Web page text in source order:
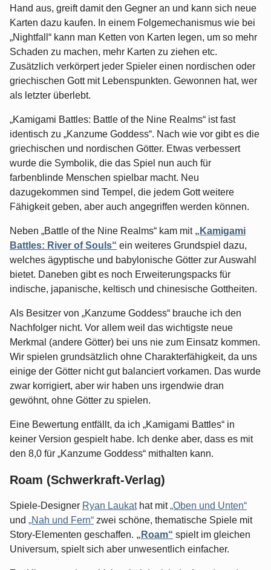
Hand aus, greift damit den Gegner an und kann sich neue
Karten dazu kaufen. In einem Folgemechanismus wie bei
„Nightfall“ kann man Ketten von Karten legen, um so mehr
Schaden zu machen, mehr Karten zu ziehen etc.
Zusätzlich verkörpert jeder Spieler einen nordischen oder
griechischen Gott mit Lebenspunkten. Gewonnen hat, wer
als letzter überlebt.
„Kamigami Battles: Battle of the Nine Realms“ ist fast
identisch zu „Kanzume Goddess“. Nach wie vor gibt es die
griechischen und nordischen Götter. Etwas verbessert
wurde die Symbolik, die das Spiel nun auch für
farbenblinde Menschen spielbar macht. Neu
dazugekommen sind Tempel, die jedem Gott weitere
Fähigkeit geben, aber auch angegriffen werden können.
Neben „Battle of the Nine Realms“ kam mit „Kamigami
Battles: River of Souls“ ein weiteres Grundspiel dazu,
welches ägyptische und babylonische Götter zur Auswahl
bietet. Daneben gibt es noch Erweiterungspacks für
indische, japanische, keltisch und chinesische Gottheiten.
Als Besitzer von „Kanzume Goddess“ brauche ich den
Nachfolger nicht. Vor allem weil das wichtigste neue
Merkmal (andere Götter) bei uns nie zum Einsatz kommen.
Wir spielen grundsätzlich ohne Charakterfähigkeit, da uns
einige der Götter nicht gut balanciert vorkamen. Das wurde
zwar korrigiert, aber wir haben uns irgendwie dran
gewöhnt, ohne Götter zu spielen.
Eine Bewertung entfällt, da ich „Kamigami Battles“ in
keiner Version gespielt habe. Ich denke aber, dass es mit
den 8,0 für „Kanzume Goddess“ mithalten kann.
Roam (Schwerkraft-Verlag)
Spiele-Designer Ryan Laukathat mit„Oben und Unten“
und „Nah und Fern“ zwei schöne, thematische Spiele mit
Story-Elementen geschaffen. „Roam“ spielt im gleichen
Universum, spielt sich aber unwesentlich einfacher.